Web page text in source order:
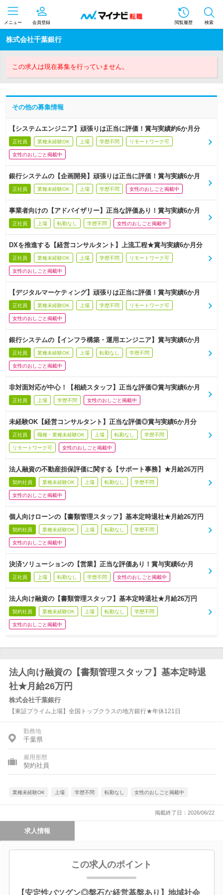
メニュー 会員登録 閲覧履歴 検索
株式会社千葉銀行
この求人は現在募集を行っていません。
その他の募集情報
【システムエンジニア】頑張りは正当に評価！賞与実績約6か月分
正社員 業種未経験OK 上場 学歴不問 リモートワーク可
女性のおしごと掲載中
銀行システムの【企画開発】頑張りは正当に評価！賞与実績6か月
正社員 業種未経験OK 上場 学歴不問 女性のおしごと掲載中
事業者向けの【アドバイザリー】正当な評価あり！賞与実績6か月
正社員 上場 転勤なし 学歴不問 女性のおしごと掲載中
DXを推進する【経営コンサルタント】上流工程★賞与実績6か月分
正社員 業種未経験OK 上場 学歴不問 リモートワーク可
女性のおしごと掲載中
【デジタルマーケティング】頑張りは正当に評価！賞与実績6か月
正社員 業種未経験OK 上場 学歴不問 リモートワーク可
女性のおしごと掲載中
銀行システムの【インフラ構築・運用エンジニア】賞与実績6か月
正社員 業種未経験OK 上場 転勤なし 学歴不問
女性のおしごと掲載中
非対面対応が中心！【相続スタッフ】正当な評価◎賞与実績6か月
正社員 上場 学歴不問 女性のおしごと掲載中
未経験OK【経営コンサルタント】正当な評価◎賞与実績6か月分
正社員 職種・業種未経験OK 上場 転勤なし 学歴不問
リモートワーク可 女性のおしごと掲載中
法人融資の不動産担保評価に関する【サポート事務】★月給26万円
契約社員 業種未経験OK 上場 転勤なし 学歴不問
女性のおしごと掲載中
個人向けローンの【書類管理スタッフ】基本定時退社★月給26万円
契約社員 業種未経験OK 上場 転勤なし 学歴不問
女性のおしごと掲載中
決済ソリューションの【営業】正当な評価あり！賞与実績6か月
正社員 上場 転勤なし 学歴不問 女性のおしごと掲載中
法人向け融資の【書類管理スタッフ】基本定時退社★月給26万円
契約社員 業種未経験OK 上場 転勤なし 学歴不問
女性のおしごと掲載中
法人向け融資の【書類管理スタッフ】基本定時退
社★月給26万円
株式会社千葉銀行
【東証プライム上場】全国トップクラスの地方銀行★年休121日
勤務地
千葉県
雇用形態
契約社員
業種未経験OK 上場 学歴不問 転勤なし 女性のおしごと掲載中
掲載終了日：2026/06/22
求人情報
この求人のポイント
【安定性バツグン◎盤石な経営基盤あり】地域社会